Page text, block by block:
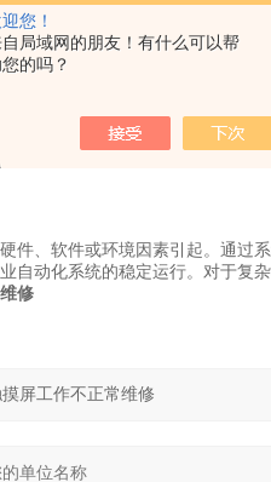
您！
局域网的朋友！有什么可以帮
的吗？
或驱动电路故障
晶屏
复操作
OS）
件、软件或环境因素引起。通过
自动化系统的稳定运行。对于复
修